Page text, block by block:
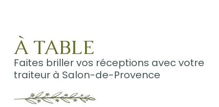
À TABLE
Faites briller vos réceptions avec votre
traiteur à Salon-de-Provence